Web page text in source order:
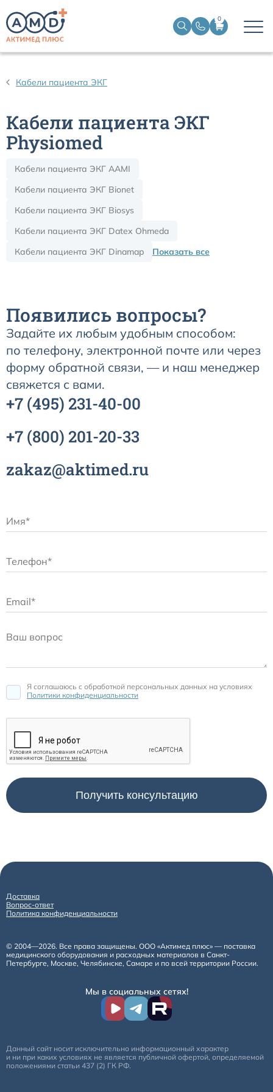
0
Кабели пациента ЭКГ
Кабели пациента ЭКГ
Physiomed
Кабели пациента ЭКГ AAMI
Кабели пациента ЭКГ Bionet
Кабели пациента ЭКГ Biosys
Кабели пациента ЭКГ Datex Ohmeda
Кабели пациента ЭКГ Dinamap
Показать все
Появились вопросы?
Задайте их любым удобным способом:
по телефону, электронной почте или через
форму обратной связи, — и наш менеджер
свяжется с вами.
+7 (495) 231-40-00
+7 (800) 201-20-33
zakaz@aktimed.ru
Я соглашаюсь c обработкой персональных данных на условиях
Политики конфиденциальности
Доставка
Вопрос-ответ
Политика конфиденциальности
© 2004—2026. Все права защищены. ООО «Актимед плюс» — поставка
медицинского оборудования и расходных материалов в Санкт-
Петербурге, Москве, Челябинске, Самаре и по всей территории России.
Мы в социальных сетях!
Данный сайт носит исключительно информационный характер
и ни при каких условиях не является публичной офертой, определяемой
положениями статьи 437 (2) ГК РФ.
Датчики ЭЭГ BIS
Кабели пациента ЭКГ
Кабели для кардиографов
Электроды для ЭКГ
Пульсоксиметры
Кабели для инвазивного давления (ИАД)
Датчики (трансдьюсеры)
Подбор по марке оборудования
Расходные материалы для транскутанного монитора
Расходные материалы к аппаратам ИВЛ Mindray
Расходные материалы к аппаратам ИВЛ Drager
Расходные материалы к аппаратам Comen
Расходные материалы для ИВЛ Puritan Bennett